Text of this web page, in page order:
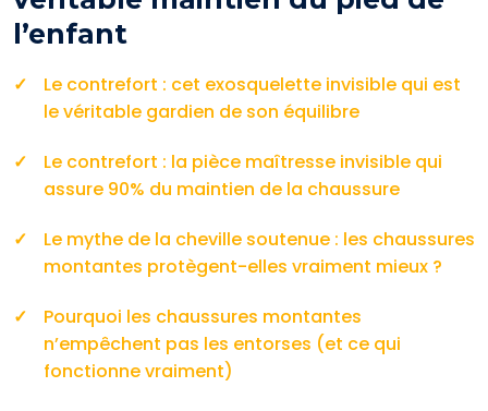
l’enfant
Le contrefort : cet exosquelette invisible qui est
le véritable gardien de son équilibre
Le contrefort : la pièce maîtresse invisible qui
assure 90% du maintien de la chaussure
Le mythe de la cheville soutenue : les chaussures
montantes protègent-elles vraiment mieux ?
Pourquoi les chaussures montantes
n’empêchent pas les entorses (et ce qui
fonctionne vraiment)